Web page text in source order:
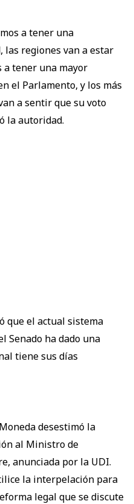
a tener una
las regiones van a estar
a tener una mayor
el Parlamento, y los más
a sentir que su voto
la autoridad.
que el actual sistema
Senado ha dado una
tiene sus días
desestimó la
al Ministro de
anunciada por la UDI.
la interpelación para
legal que se discute